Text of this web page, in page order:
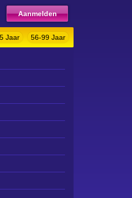
Aanmelden
Jaar 56-99 Jaar